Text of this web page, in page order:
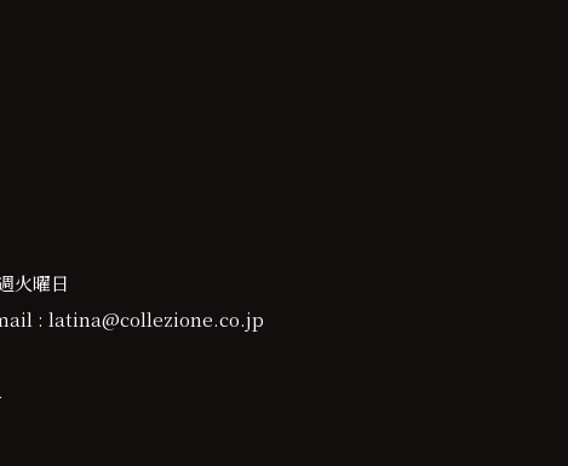
火曜日
: latina@collezione.co.jp